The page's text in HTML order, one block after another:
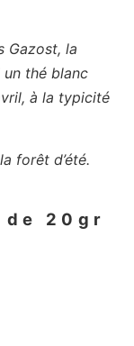
Gazost, la
un thé blanc
à la typicité
forêt d’été.
20gr